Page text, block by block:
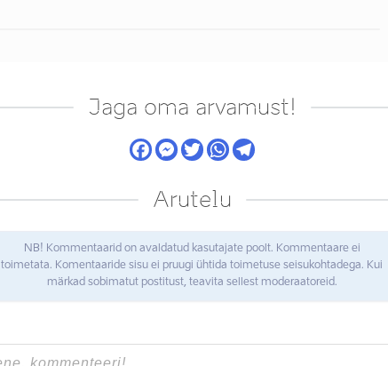
Jaga oma arvamust!
Arutelu
NB! Kommentaarid on avaldatud kasutajate poolt. Kommentaare ei
toimetata. Komentaaride sisu ei pruugi ühtida toimetuse seisukohtadega. Kui
märkad sobimatut postitust, teavita sellest moderaatoreid.